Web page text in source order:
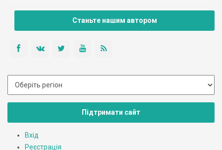
Станьте нашим автором
Підтримати сайт
Вхід
Реєстрація